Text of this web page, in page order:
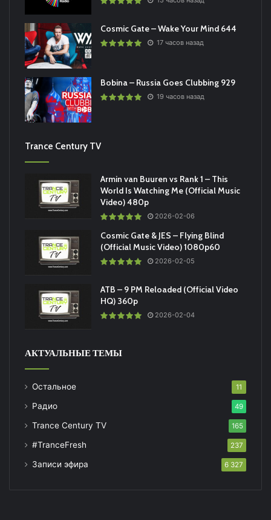
Cosmic Gate – Wake Your Mind 644
17 часов назад
Bobina – Russia Goes Clubbing 929
19 часов назад
Trance Century TV
Armin van Buuren vs Rank 1 – This
World Is Watching Me (Official Music
Video) 480p
2026-02-06
Cosmic Gate & JES – Flying Blind
(Official Music Video) 1080p60
2026-02-05
ATB – 9 PM Reloaded (Official Video
HQ) 360p
2026-02-04
АКТУАЛЬНЫЕ ТЕМЫ
Остальное 11
Радио 49
Trance Century TV 165
#TranceFresh 237
Записи эфира 6 327